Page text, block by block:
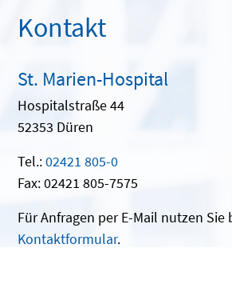
Kontakt
St. Marien-Hospital
Hospitalstraße 44
52353 Düren
Tel.:02421 805-0
Fax: 02421 805-7575
Für Anfragen per E-Mail nutzen Sie
Kontaktformular.